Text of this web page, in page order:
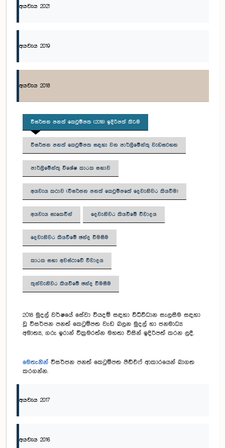
අයවැය 2021
අයවැය 2019
අයවැය 2018
විසර්ජන පනත් කෙටුම්පත (2018) ඉදිරිපත් කිරීම
විසර්ජන පනත් කෙටුම්පත සඳහා වන පාර්ලිමේන්තු වැඩසටහන
පාර්ලිමේන්තු විශේෂ කාරක සභාව
අයවැය කථාව (විසර්ජන පනත් කෙටුම්පතේ දෙවැනිවර කියවීම)
අයවැය සැකෙවින් දෙවැනිවර කියවීමේ විවාදය
දෙවැනිවර කියවීමේ ඡන්ද විමසීම
කාරක සභා අවස්ථාවේ විවාදය
තුන්වැනිවර කියවීමේ ඡන්ද විමසීම
2018 මුදල් වර්ෂයේ සේවා වියදම් සඳහා විධිවිධාන සැලසීම සඳහා
වූ විසර්ජන පනත් කෙටුම්පත වැඩ බලන මුදල් හා ජනමාධ්‍ය
අමාත්‍ය, ගරු ඉරාන් වික්‍රමරත්න මහතා විසින් ඉදිරිපත් කරන ලදී.
මෙතැනින් විසර්ජන පනත් කෙටුම්පත පීඩීඑෆ් ආකාරයෙන් බාගත
කරගන්න.
අයවැය 2017
අයවැය 2016